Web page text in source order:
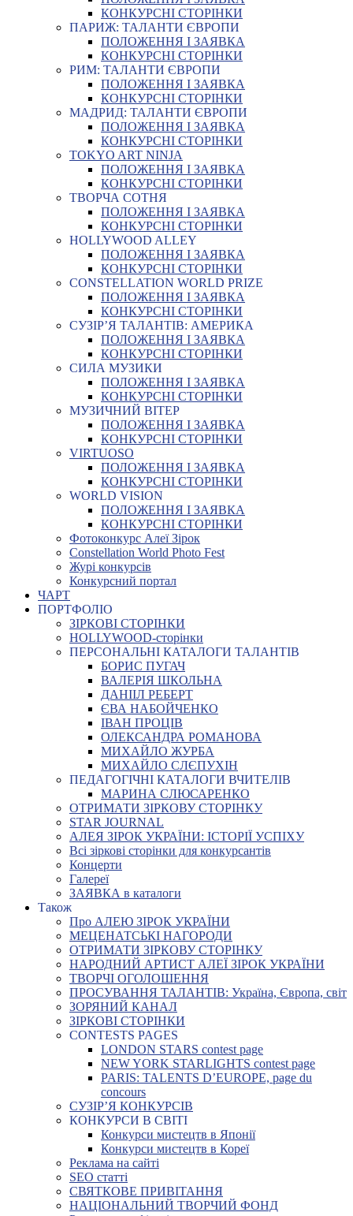
КОНКУРСНІ СТОРІНКИ
ПАРИЖ: ТАЛАНТИ ЄВРОПИ
ПОЛОЖЕННЯ І ЗАЯВКА
КОНКУРСНІ СТОРІНКИ
РИМ: ТАЛАНТИ ЄВРОПИ
ПОЛОЖЕННЯ І ЗАЯВКА
КОНКУРСНІ СТОРІНКИ
МАДРИД: ТАЛАНТИ ЄВРОПИ
ПОЛОЖЕННЯ І ЗАЯВКА
КОНКУРСНІ СТОРІНКИ
TOKYO ART NINJA
ПОЛОЖЕННЯ І ЗАЯВКА
КОНКУРСНІ СТОРІНКИ
ТВОРЧА СОТНЯ
ПОЛОЖЕННЯ І ЗАЯВКА
КОНКУРСНІ СТОРІНКИ
HOLLYWOOD ALLEY
ПОЛОЖЕННЯ І ЗАЯВКА
КОНКУРСНІ СТОРІНКИ
CONSTELLATION WORLD PRIZE
ПОЛОЖЕННЯ І ЗАЯВКА
КОНКУРСНІ СТОРІНКИ
СУЗІР’Я ТАЛАНТІВ: АМЕРИКА
ПОЛОЖЕННЯ І ЗАЯВКА
КОНКУРСНІ СТОРІНКИ
СИЛА МУЗИКИ
ПОЛОЖЕННЯ І ЗАЯВКА
КОНКУРСНІ СТОРІНКИ
МУЗИЧНИЙ ВІТЕР
ПОЛОЖЕННЯ І ЗАЯВКА
КОНКУРСНІ СТОРІНКИ
VIRTUOSO
ПОЛОЖЕННЯ І ЗАЯВКА
КОНКУРСНІ СТОРІНКИ
WORLD VISION
ПОЛОЖЕННЯ І ЗАЯВКА
КОНКУРСНІ СТОРІНКИ
Фотоконкурс Алеї Зірок
Constellation World Photo Fest
Журі конкурсів
Конкурсний портал
ЧАРТ
ПОРТФОЛІО
ЗІРКОВІ СТОРІНКИ
HOLLYWOOD-сторінки
ПЕРСОНАЛЬНІ КАТАЛОГИ ТАЛАНТІВ
БОРИС ПУГАЧ
ВАЛЕРІЯ ШКОЛЬНА
ДАНІІЛ РЕБЕРТ
ЄВА НАБОЙЧЕНКО
ІВАН ПРОЦІВ
ОЛЕКСАНДРА РОМАНОВА
МИХАЙЛО ЖУРБА
МИХАЙЛО СЛЄПУХІН
ПЕДАГОГІЧНІ КАТАЛОГИ ВЧИТЕЛІВ
МАРИНА СЛЮСАРЕНКО
ОТРИМАТИ ЗІРКОВУ СТОРІНКУ
STAR JOURNAL
АЛЕЯ ЗІРОК УКРАЇНИ: ІСТОРІЇ УСПІХУ
Всі зіркові сторінки для конкурсантів
Концерти
Галереї
ЗАЯВКА в каталоги
Також
Про АЛЕЮ ЗІРОК УКРАЇНИ
МЕЦЕНАТСЬКІ НАГОРОДИ
ОТРИМАТИ ЗІРКОВУ СТОРІНКУ
НАРОДНИЙ АРТИСТ АЛЕЇ ЗІРОК УКРАЇНИ
ТВОРЧІ ОГОЛОШЕННЯ
ПРОСУВАННЯ ТАЛАНТІВ: Україна, Європа, світ
ЗОРЯНИЙ КАНАЛ
ЗІРКОВІ СТОРІНКИ
CONTESTS PAGES
LONDON STARS contest page
NEW YORK STARLIGHTS contest page
PARIS: TALENTS D’EUROPE, page du
concours
СУЗІР’Я КОНКУРСІВ
КОНКУРСИ В СВІТІ
Конкурси мистецтв в Японії
Конкурси мистецтв в Кореї
Реклама на сайті
SEO статті
СВЯТКОВЕ ПРИВІТАННЯ
НАЦІОНАЛЬНИЙ ТВОРЧИЙ ФОНД